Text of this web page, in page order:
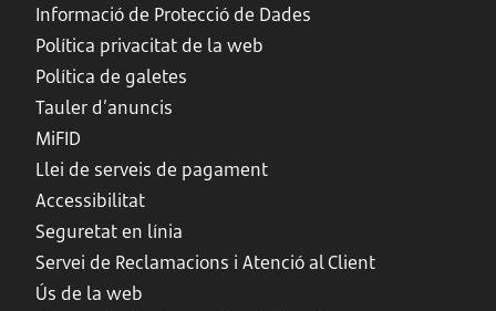
Informació de Protecció de Dades
Política privacitat de la web
Política de galetes
Tauler d’anuncis
MiFID
Llei de serveis de pagament
Accessibilitat
Seguretat en línia
Servei de Reclamacions i Atenció al Client
Ús de la web